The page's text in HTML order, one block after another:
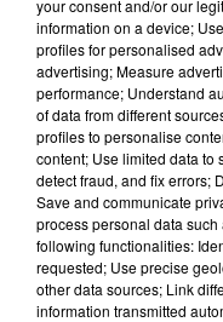
été mon
répondu la
maire.
FIL D'ACTU
your consent and/or our
information on a device;
profiles for personalised
advertising; Measure
performance; Understand
of data from different
profiles to personalise
content; Use limited data to
detect fraud, and fix errors;
Save and communicate
process personal data
following functionalities:
requested; Use precise
other data sources; Link
information transmitted